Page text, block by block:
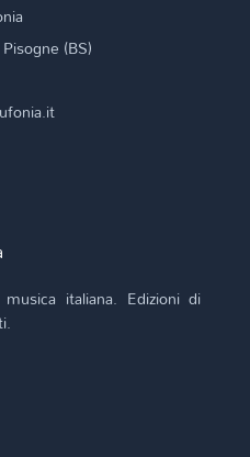
(BS)
italiana. Edizioni di